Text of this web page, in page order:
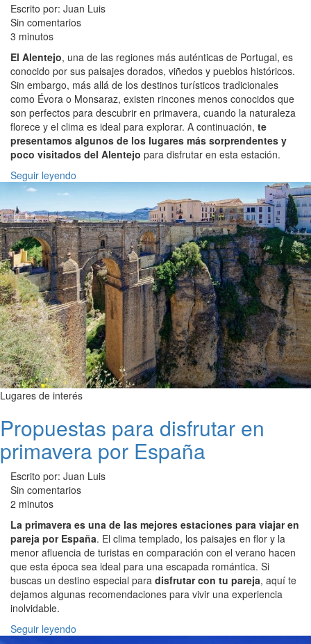
Escrito por: Juan Luis
Sin comentarios
3 minutos
El Alentejo, una de las regiones más auténticas de Portugal, es
conocido por sus paisajes dorados, viñedos y pueblos históricos.
Sin embargo, más allá de los destinos turísticos tradicionales
como Évora o Monsaraz, existen rincones menos conocidos que
son perfectos para descubrir en primavera, cuando la naturaleza
florece y el clima es ideal para explorar. A continuación, te
presentamos algunos de los lugares más sorprendentes y
poco visitados del Alentejo para disfrutar en esta estación.
Seguir leyendo
Lugares de interés
Propuestas para disfrutar en
primavera por España
Escrito por: Juan Luis
Sin comentarios
2 minutos
La primavera es una de las mejores estaciones para viajar en
pareja por España. El clima templado, los paisajes en flor y la
menor afluencia de turistas en comparación con el verano hacen
que esta época sea ideal para una escapada romántica. Si
buscas un destino especial para disfrutar con tu pareja, aquí te
dejamos algunas recomendaciones para vivir una experiencia
inolvidable.
Seguir leyendo